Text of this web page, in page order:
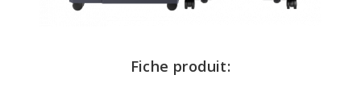
Fiche produit: